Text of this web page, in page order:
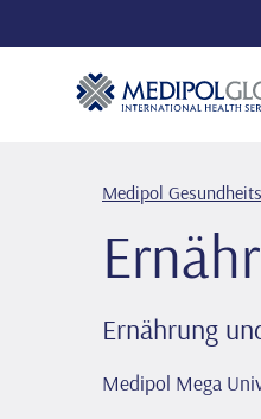
Medipol
Ernährung
Medipol Mega